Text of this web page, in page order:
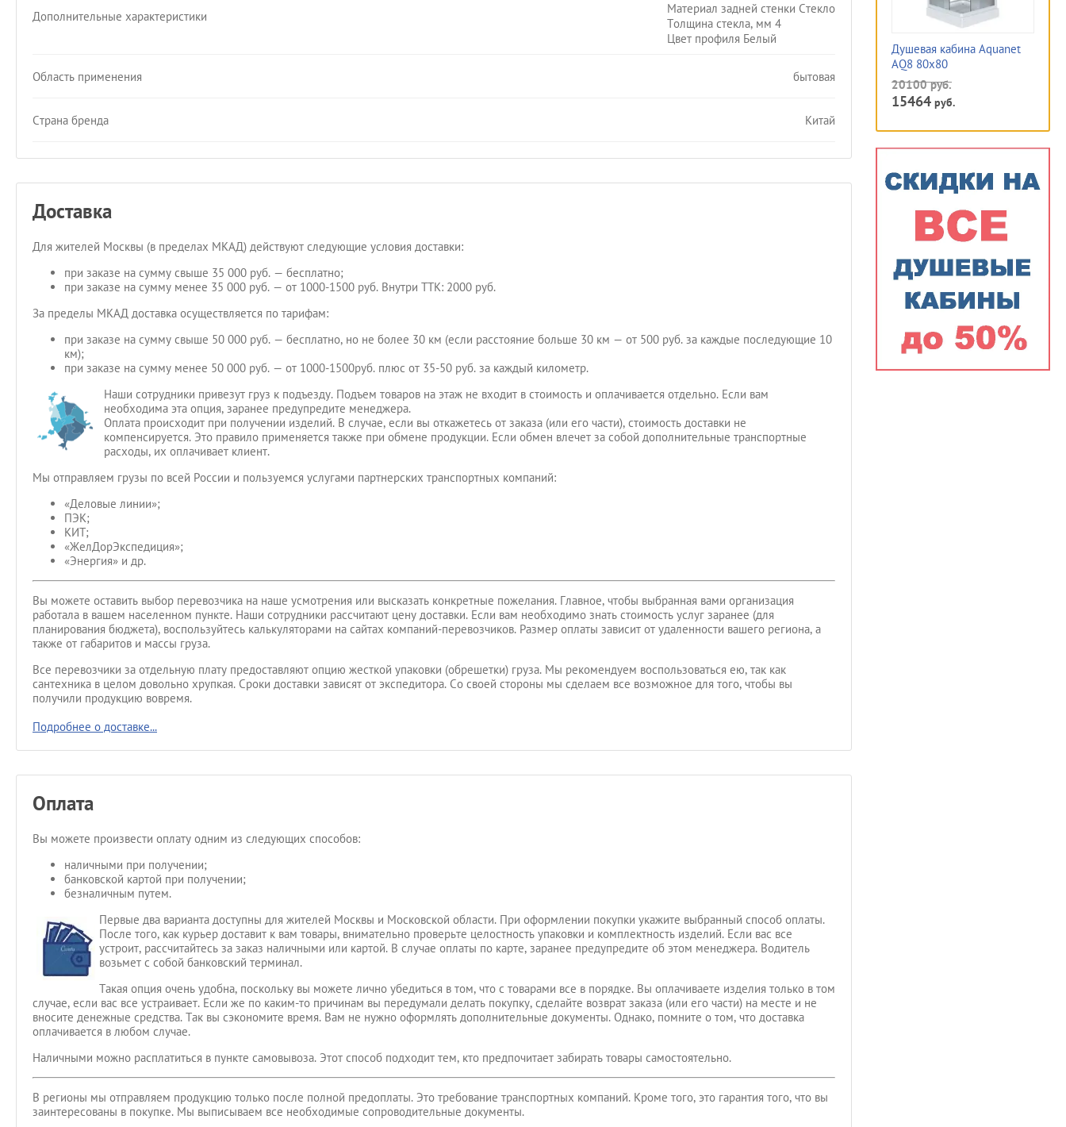
Душевая кабина Aquanet
AQ8 80x80
20100руб.
15464 руб.
Дополнительные характеристики
Материал задней стенки Стекло
Толщина стекла, мм 4
Цвет профиля Белый
Область применения бытовая
Страна бренда Китай
Доставка
Для жителей Москвы (в пределах МКАД) действуют следующие условия доставки:
при заказе на сумму свыше 35 000 руб. — бесплатно;
при заказе на сумму менее 35 000 руб. — от 1000-1500 руб. Внутри ТТК: 2000 руб.
За пределы МКАД доставка осуществляется по тарифам:
при заказе на сумму свыше 50 000 руб. — бесплатно, но не более 30 км (если расстояние больше 30 км — от 500 руб. за каждые последующие 10
км);
при заказе на сумму менее 50 000 руб. — от 1000-1500руб. плюс от 35-50 руб. за каждый километр.
Наши сотрудники привезут груз к подъезду. Подъем товаров на этаж не входит в стоимость и оплачивается отдельно. Если вам
необходима эта опция, заранее предупредите менеджера.
Оплата происходит при получении изделий. В случае, если вы откажетесь от заказа (или его части), стоимость доставки не
компенсируется. Это правило применяется также при обмене продукции. Если обмен влечет за собой дополнительные транспортные
расходы, их оплачивает клиент.
Мы отправляем грузы по всей России и пользуемся услугами партнерских транспортных компаний:
«Деловые линии»;
ПЭК;
КИТ;
«ЖелДорЭкспедиция»;
«Энергия» и др.
Вы можете оставить выбор перевозчика на наше усмотрения или высказать конкретные пожелания. Главное, чтобы выбранная вами организация
работала в вашем населенном пункте. Наши сотрудники рассчитают цену доставки. Если вам необходимо знать стоимость услуг заранее (для
планирования бюджета), воспользуйтесь калькуляторами на сайтах компаний-перевозчиков. Размер оплаты зависит от удаленности вашего региона, а
также от габаритов и массы груза.
Все перевозчики за отдельную плату предоставляют опцию жесткой упаковки (обрешетки) груза. Мы рекомендуем воспользоваться ею, так как
сантехника в целом довольно хрупкая. Сроки доставки зависят от экспедитора. Со своей стороны мы сделаем все возможное для того, чтобы вы
получили продукцию вовремя.
Подробнее о доставке...
Оплата
Вы можете произвести оплату одним из следующих способов:
наличными при получении;
банковской картой при получении;
безналичным путем.
Первые два варианта доступны для жителей Москвы и Московской области. При оформлении покупки укажите выбранный способ оплаты.
После того, как курьер доставит к вам товары, внимательно проверьте целостность упаковки и комплектность изделий. Если вас все
устроит, рассчитайтесь за заказ наличными или картой. В случае оплаты по карте, заранее предупредите об этом менеджера. Водитель
возьмет с собой банковский терминал.
Такая опция очень удобна, поскольку вы можете лично убедиться в том, что с товарами все в порядке. Вы оплачиваете изделия только в том
случае, если вас все устраивает. Если же по каким-то причинам вы передумали делать покупку, сделайте возврат заказа (или его части) на месте и не
вносите денежные средства. Так вы сэкономите время. Вам не нужно оформлять дополнительные документы. Однако, помните о том, что доставка
оплачивается в любом случае.
Наличными можно расплатиться в пункте самовывоза. Этот способ подходит тем, кто предпочитает забирать товары самостоятельно.
В регионы мы отправляем продукцию только после полной предоплаты. Это требование транспортных компаний. Кроме того, это гарантия того, что вы
заинтересованы в покупке. Мы выписываем все необходимые сопроводительные документы.